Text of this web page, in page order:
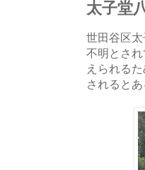
太子堂
世田谷区
不明とさ
えられる
されるとあ